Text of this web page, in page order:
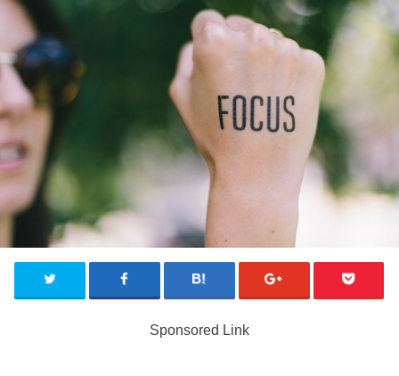
Sponsored Link